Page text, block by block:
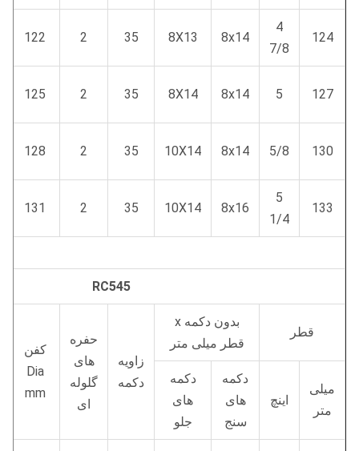
124
4
7/8
8x14
8X13
35
2
122
127
5
8x14
8X14
35
2
125
130
5/8
8x14
10X14
35
2
128
133
5
1/4
8x16
10X14
35
2
131
RC545
قطر
بدون دکمه x
قطر میلی متر
زاویه
دکمه
حفره
های
گلوله
ای
کفن
Dia
mm
میلی
متر
اینچ
دکمه
های
سنج
دکمه
های
جلو